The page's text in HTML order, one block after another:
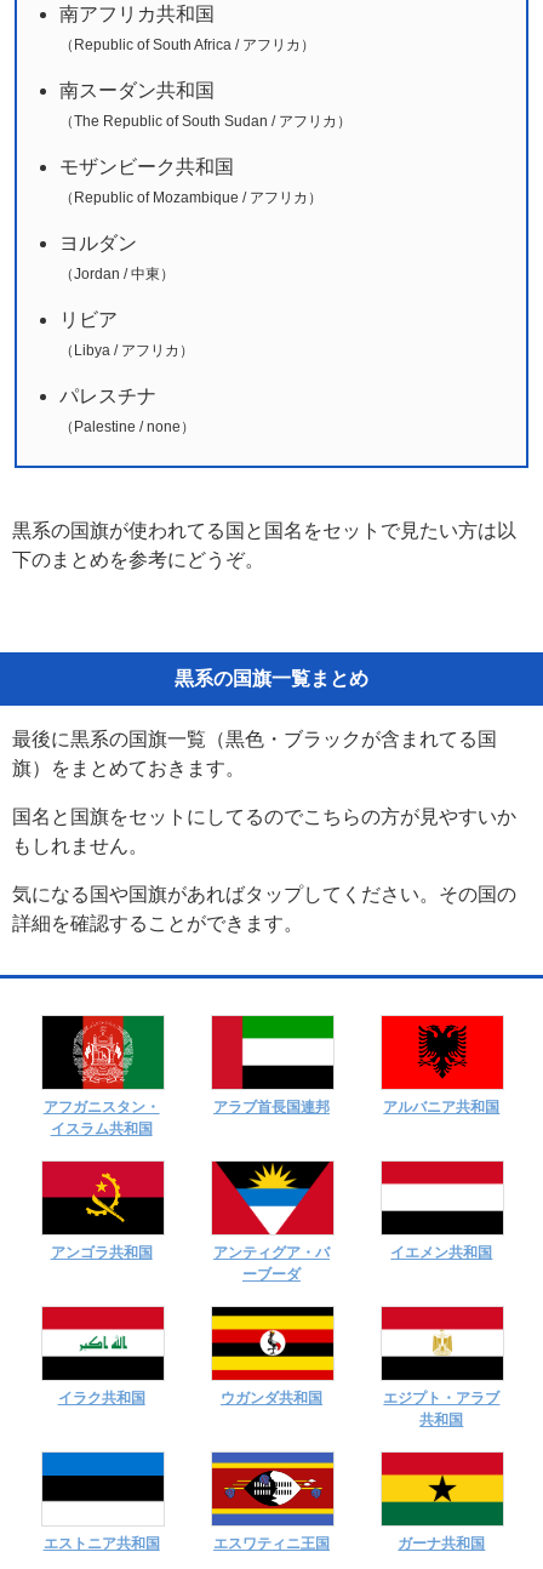
南アフリカ共和国
（Republic of South Africa / アフリカ）
南スーダン共和国
（The Republic of South Sudan / アフリカ）
モザンビーク共和国
（Republic of Mozambique / アフリカ）
ヨルダン
（Jordan / 中東）
リビア
（Libya / アフリカ）
パレスチナ
（Palestine / none）
黒系の国旗が使われてる国と国名をセットで見たい方は以
下のまとめを参考にどうぞ。
黒系の国旗一覧まとめ
最後に黒系の国旗一覧（黒色・ブラックが含まれてる国
旗）をまとめておきます。
国名と国旗をセットにしてるのでこちらの方が見やすいか
もしれません。
気になる国や国旗があればタップしてください。その国の
詳細を確認することができます。
アフガニスタン・
イスラム共和国
アラブ首長国連邦 アルバニア共和国
アンゴラ共和国
アンティグア・バ
ーブーダ
イエメン共和国
イラク共和国 ウガンダ共和国
エジプト・アラブ
共和国
エストニア共和国 エスワティニ王国 ガーナ共和国